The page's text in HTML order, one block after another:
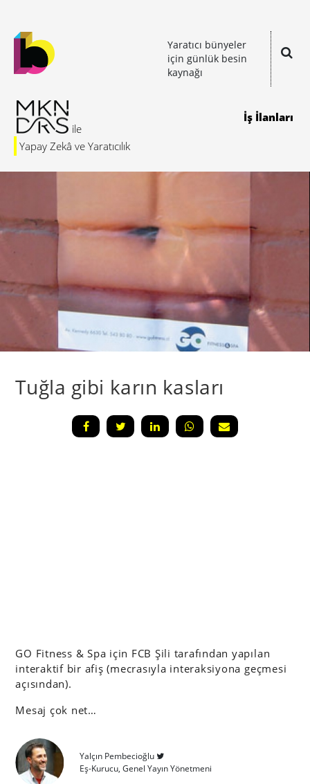
Yaratıcı bünyeler
için günlük besin
kaynağı
Yapay Zekâ ve Yaratıcılık
İş İlanları
Tuğla gibi karın kasları
GO Fitness & Spa için FCB Şili tarafından yapılan
interaktif bir afiş (mecrasıyla interaksiyona geçmesi
açısından).
Mesaj çok net…
Yalçın Pembecioğlu
Eş-Kurucu, Genel Yayın Yönetmeni